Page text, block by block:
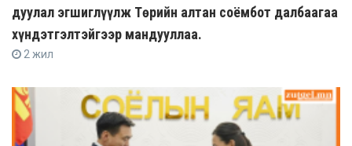
дуулал эгшиглүүлж Төрийн алтан соёмбот далбаагаа
хүндэтгэлтэйгээр мандууллаа.
2 жил